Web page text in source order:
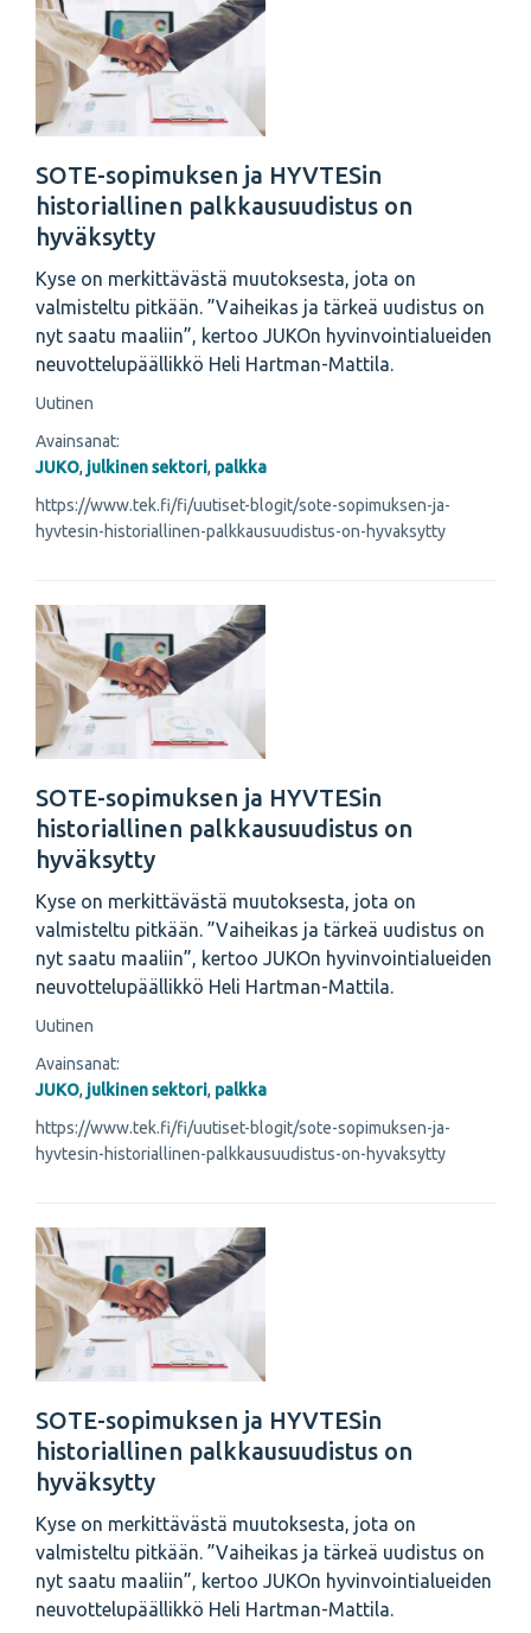
SOTE-sopimuksen ja HYVTESin
historiallinen palkkausuudistus on
hyväksytty
Kyse on merkittävästä muutoksesta, jota on
valmisteltu pitkään. ”Vaiheikas ja tärkeä uudistus on
nyt saatu maaliin”, kertoo JUKOn hyvinvointialueiden
neuvottelupäällikkö Heli Hartman-Mattila.
Uutinen
Avainsanat:
JUKO, julkinen sektori, palkka
https://www.tek.fi/fi/uutiset-blogit/sote-sopimuksen-ja-
hyvtesin-historiallinen-palkkausuudistus-on-hyvaksytty
SOTE-sopimuksen ja HYVTESin
historiallinen palkkausuudistus on
hyväksytty
Kyse on merkittävästä muutoksesta, jota on
valmisteltu pitkään. ”Vaiheikas ja tärkeä uudistus on
nyt saatu maaliin”, kertoo JUKOn hyvinvointialueiden
neuvottelupäällikkö Heli Hartman-Mattila.
Uutinen
Avainsanat:
JUKO, julkinen sektori, palkka
https://www.tek.fi/fi/uutiset-blogit/sote-sopimuksen-ja-
hyvtesin-historiallinen-palkkausuudistus-on-hyvaksytty
SOTE-sopimuksen ja HYVTESin
historiallinen palkkausuudistus on
hyväksytty
Kyse on merkittävästä muutoksesta, jota on
valmisteltu pitkään. ”Vaiheikas ja tärkeä uudistus on
nyt saatu maaliin”, kertoo JUKOn hyvinvointialueiden
neuvottelupäällikkö Heli Hartman-Mattila.